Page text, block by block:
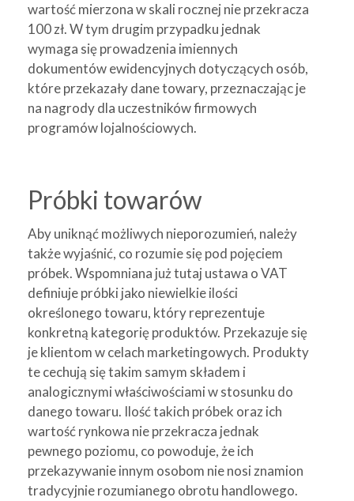
wartość mierzona w skali rocznej nie przekracza
100 zł. W tym drugim przypadku jednak
wymaga się prowadzenia imiennych
dokumentów ewidencyjnych dotyczących osób,
które przekazały dane towary, przeznaczając je
na nagrody dla uczestników firmowych
programów lojalnościowych.
Próbki towarów
Aby uniknąć możliwych nieporozumień, należy
także wyjaśnić, co rozumie się pod pojęciem
próbek. Wspomniana już tutaj ustawa o VAT
definiuje próbki jako niewielkie ilości
określonego towaru, który reprezentuje
konkretną kategorię produktów. Przekazuje się
je klientom w celach marketingowych. Produkty
te cechują się takim samym składem i
analogicznymi właściwościami w stosunku do
danego towaru. Ilość takich próbek oraz ich
wartość rynkowa nie przekracza jednak
pewnego poziomu, co powoduje, że ich
przekazywanie innym osobom nie nosi znamion
tradycyjnie rozumianego obrotu handlowego.